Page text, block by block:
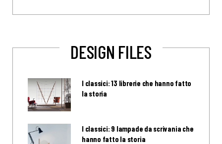
DESIGN FILES
I classici: 13 librerie che hanno fatto
la storia
I classici: 9 lampade da scrivania che
hanno fatto la storia